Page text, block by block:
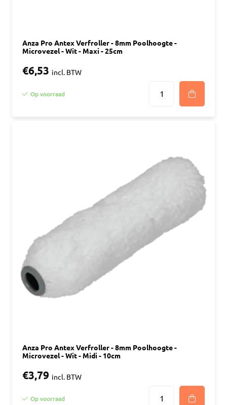
Anza Pro Antex Verfroller - 8mm Poolhoogte -
Microvezel - Wit - Maxi - 25cm
€6,53 incl. BTW
Op voorraad
Anza Pro Antex Verfroller - 8mm Poolhoogte -
Microvezel - Wit - Midi - 10cm
€3,79 incl. BTW
Op voorraad